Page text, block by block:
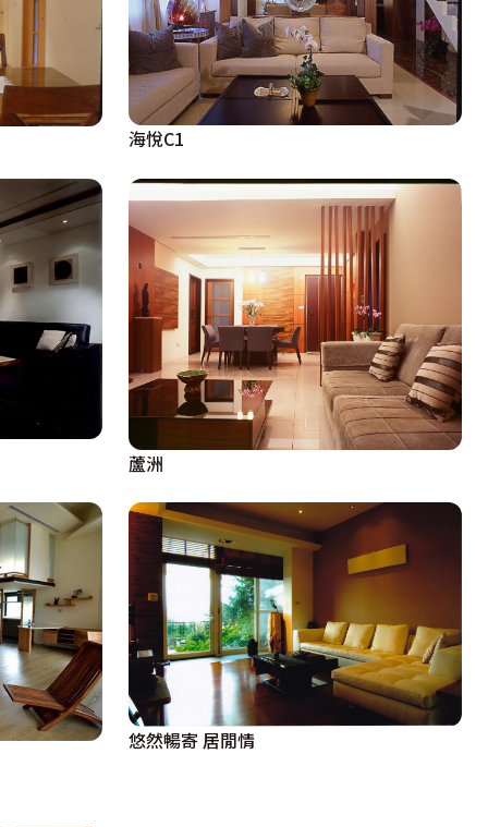
海悅C1
蘆洲
悠然暢寄 居閒情